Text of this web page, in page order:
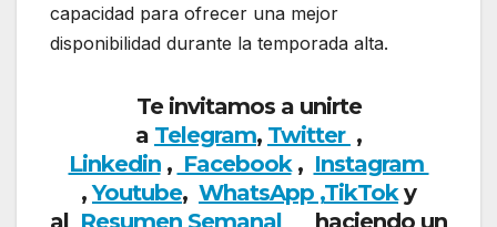
capacidad para ofrecer una mejor
disponibilidad durante la temporada alta.
Te invitamos a unirte
a Telegram, Twitter ,
Linkedin, Facebook, Instagram
,Youtube, WhatsApp ,TikToky
al Resumen Semanal haciendo un